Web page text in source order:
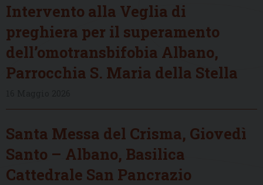
Intervento alla Veglia di
preghiera per il superamento
dell’omotransbifobia Albano,
Parrocchia S. Maria della Stella
Santa Messa del Crisma, Giovedì
Santo – Albano, Basilica
Cattedrale San Pancrazio